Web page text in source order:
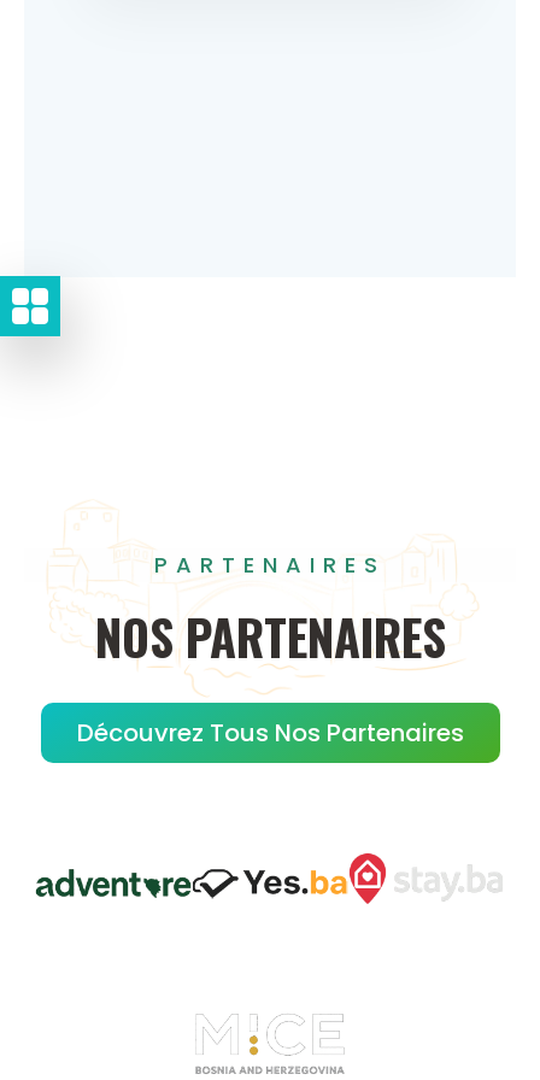
PARTENAIRES
NOS PARTENAIRES
Découvrez Tous Nos Partenaires